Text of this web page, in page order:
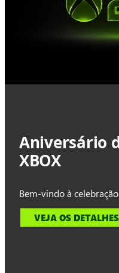
Aniversário
XBOX
Bem-vindo à celebração
VEJA OS DETALHES